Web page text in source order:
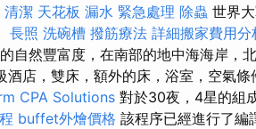
清潔 天花板 漏水 緊急處理 除蟲 世界
長照 洗碗槽 撥筋療法 詳細搬家費用分
自然豐富度，在南部的地中海海岸，
店，雙床，額外的床，浴室，空氣條
CPA Solutions 對於30夜，4星的組
buffet外燴價格 該程序已經進行了編